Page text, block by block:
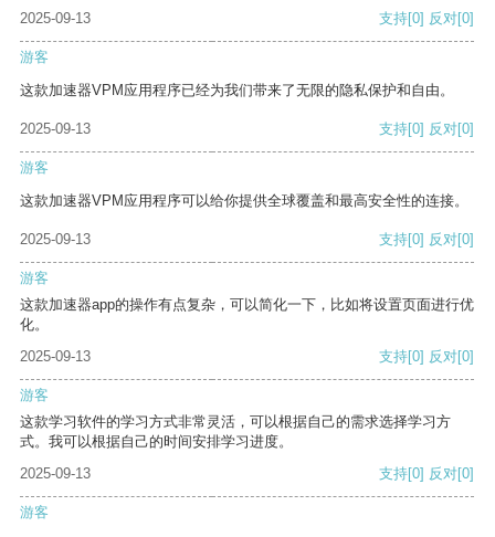
2025-09-13 支持[0] 反对[0]
游客
这款加速器VPM应用程序已经为我们带来了无限的隐私保护和自由。
2025-09-13 支持[0] 反对[0]
游客
这款加速器VPM应用程序可以给你提供全球覆盖和最高安全性的连接。
2025-09-13 支持[0] 反对[0]
游客
这款加速器app的操作有点复杂，可以简化一下，比如将设置页面进行优
化。
2025-09-13
支持[0] 反对[0]
游客
这款学习软件的学习方式非常灵活，可以根据自己的需求选择学习方
式。我可以根据自己的时间安排学习进度。
2025-09-13
支持[0] 反对[0]
游客